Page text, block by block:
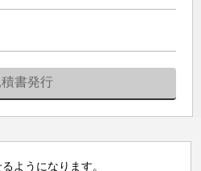
積書発行
ようになります。